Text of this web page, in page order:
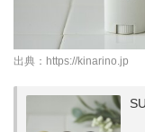
出典： https://kinarino.jp